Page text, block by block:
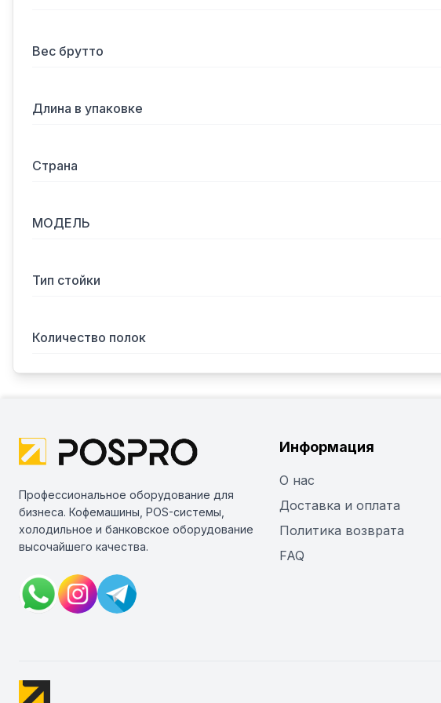
Вес брутто
Длина в упаковке
Страна
МОДЕЛЬ
Тип стойки
Количество полок
Профессиональное оборудование для
бизнеса. Кофемашины, POS-системы,
холодильное и банковское оборудование
высочайшего качества.
Информация
О нас
Доставка и оплата
Политика возврата
FAQ